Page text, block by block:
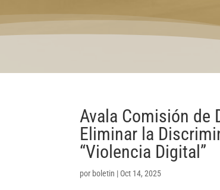
Avala Comisión de
Eliminar la
“Violencia Digital”
por boletin | Oct 14, 2025